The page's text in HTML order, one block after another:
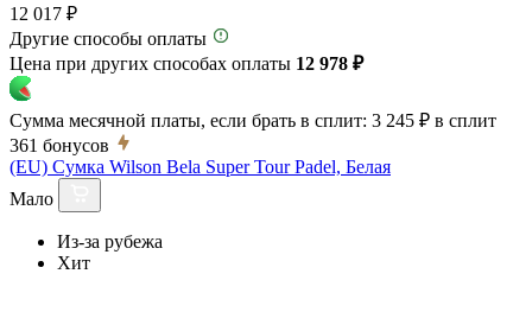
12 017 ₽
Другие способы оплаты
Цена при других способах оплаты 12 978 ₽
Сумма месячной платы, если брать в сплит: 3 245 ₽ в сплит
361 бонусов
(EU) Сумка Wilson Bela Super Tour Padel, Белая
Мало
Из-за рубежа
Хит